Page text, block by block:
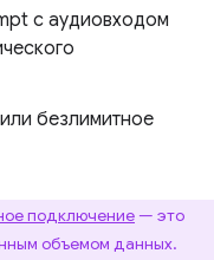
с аудиовходом
безлимитное
подключение — это
объемом данных.